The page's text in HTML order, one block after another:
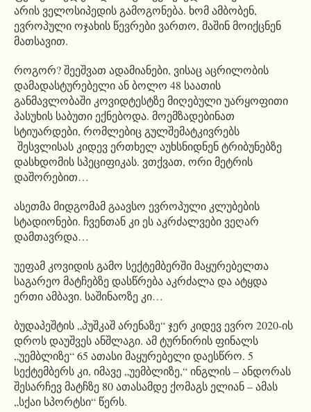
არის ველოსიპედის გამოგონება. ხომ ამბობენ,
ევროპული ოჯახის წევრები ვართო, მაშინ მოიქცნენ
მათსავით.
როგორ? შეეშვათ ადამიანები, ვისაც აცრილობის
დამადასტურებელი ან ბოლო 48 საათის
განმავლობაში კოვიდტესტზე მიღებული უარყოფითი
პასუხის საბუთი ექნებოდა. მოემზადებინათ
სტიუარდები, რომლებიც გულშემატკივრებს
შესვლისას კიდევ ერთხელ აუხსნიდნენ ტრიბუნებზე
დასხდომის სპეციფიკას. ვთქვათ, ორი მეტრის
დაშორებით…
ასეთმა მიდგომამ გაავსო ევროპული კლუბების
სტადიონები. ჩვენთან კი ეს აკრძალვები ვეღარ
დამთავრდა…
უეფამ კოვიდის გამო სექტემბერში მაყურებელთა
საგარეო მატჩებზე დასწრება აკრძალა და ატყდა
ერთი ამბავი. საშინაოზე კი…
ბუდაპეშტის „პუშკაშ არენაზე“ ჯერ კიდევ ევრო 2020-ის
დროს დაუშვეს ანშლაგი. ამ ტურნირის ფინალს
„უემბლიზე“ 65 ათასი მაყურებელი დაესწრო. 5
სექტემბერს კი, იმავე „უემბლიზე,“ ინგლის – ანდორას
შესარჩევ მატჩზე 80 ათასამდე ქომაგს ელიან – ამას
„სქაი სპორტსი“ წერს.